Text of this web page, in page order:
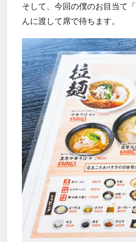
はいし
ゃの食
べ歩き
You
Tubeチ
ャンネ
ル
そして、今回の僕のお目当て「
んに渡して席で待ちます。